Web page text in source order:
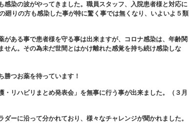
感染の波がやってきました。職員スタッフ、入院患者様と対応に
廻りの方も感染した事が特に驚く事では無くなり、いよいよ５類
ある事で患者様を守る事は出来ますが、コロナ感染は、年齢関
ん。その為未だ世間とはかけ離れた感覚を持ち続け感染しな
つお薬を待っています！
リハビリまとめ発表会」を無事に行う事が出来ました。（３月
ーに沿って分かれており、様々なチャレンジが聞かれました。